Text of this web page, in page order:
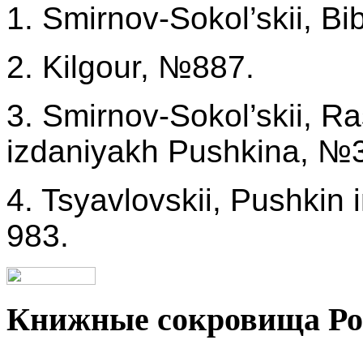
1. Smirnov-Sokol’skii,
2. Kilgour, №887.
3. Smirnov-Sokol’skii,
izdaniyakh Pushkina,
4. Tsyavlovskii,
983.
Книжные сокровища